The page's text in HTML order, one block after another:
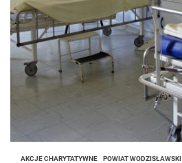
AKCJE CHARYTATYWNE POWIAT WODZISŁAWSKI